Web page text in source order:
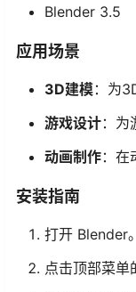
Blender 3.5
应用场景
3D建模：为
游戏设计：为
动画制作：在
安装指南
打开 Blender。
点击顶部菜单